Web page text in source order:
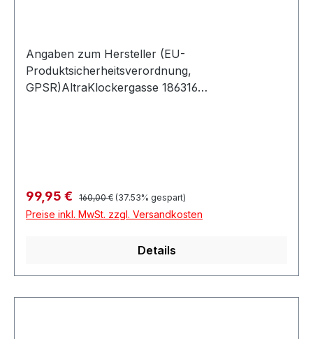
Angaben zum Hersteller (EU-
Produktsicherheitsverordnung,
GPSR)AltraKlockergasse 186316
Verkaufspreis:
99,95 € Regulärer Preis:
160,00 € (37.53% gespart)
Preise inkl. MwSt. zzgl. Versandkosten
Details